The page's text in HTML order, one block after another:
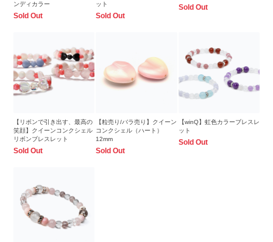
ンディカラー
Sold Out
ット
Sold Out
Sold Out
【リボンで引き出す、最高の
笑顔】クイーンコンクシェル
リボンブレスレット
Sold Out
【粒売り/バラ売り】クイーン
コンクシェル（ハート）
12mm
Sold Out
【winQ】虹色カラーブレスレ
ット
Sold Out